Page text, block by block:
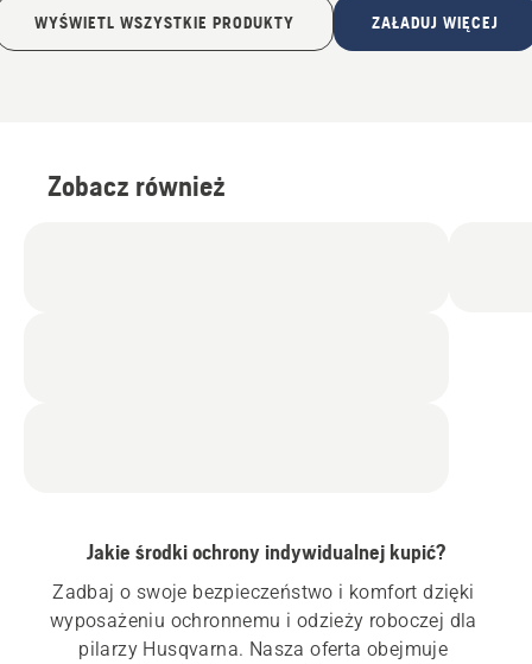
WYŚWIETL WSZYSTKIE PRODUKTY ZAŁADUJ WIĘCEJ
Zobacz również
Jakie środki ochrony indywidualnej kupić?
Zadbaj o swoje bezpieczeństwo i komfort dzięki
wyposażeniu ochronnemu i odzieży roboczej dla
pilarzy Husqvarna. Nasza oferta obejmuje